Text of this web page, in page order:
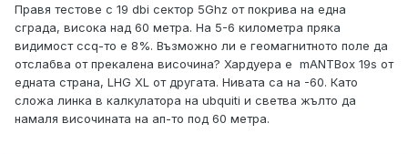
Правя тестове с 19 dbi сектор 5Ghz от покрива на една
сграда, висока над 60 метра. На 5-6 километра пряка
видимост ccq-то е 8%. Възможно ли е геомагнитното поле да
отслабва от прекалена височина? Хардуера е mANTBox 19s от
едната страна, LHG XL от другата. Нивата са на -60. Като
сложа линка в калкулатора на ubquiti и светва жълто да
намаля височината на ап-то под 60 метра.